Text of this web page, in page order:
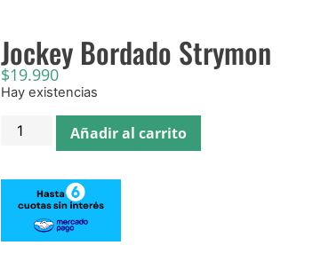
Jockey Bordado Strymon
$19.990
Hay existencias
Añadir al carrito